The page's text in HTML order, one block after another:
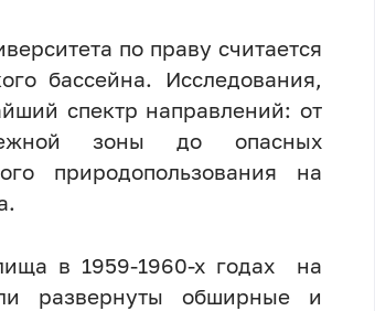
по праву считается
бассейна. Исследования,
спектр направлений: от
зоны до опасных
природопользования на
в 1959-1960-х годах на
развернуты обширные и